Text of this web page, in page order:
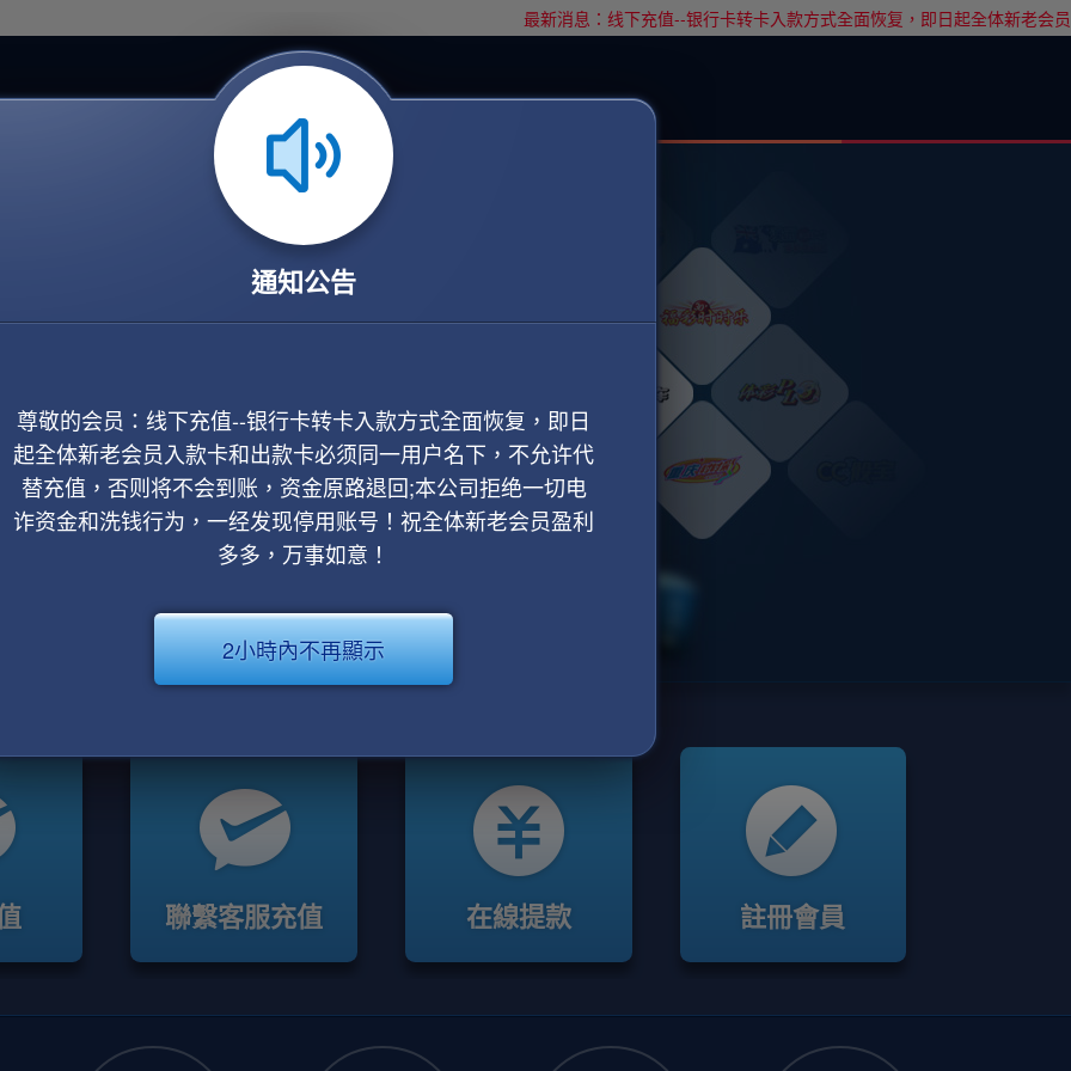
最新消息：线下充值--银行卡转卡入款方式全面恢复，即日起全体新老会
聯繫客服充值 在線提款 註冊會員
通知公告
尊敬的会员：线下充值--银行卡转卡入款方式全面恢复，即日
起全体新老会员入款卡和出款卡必须同一用户名下，不允许代
替充值，否则将不会到账，资金原路退回;本公司拒绝一切电
诈资金和洗钱行为，一经发现停用账号！祝全体新老会员盈利
多多，万事如意！
2小時內不再顯示